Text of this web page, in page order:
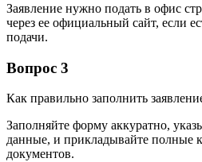
Заявление нужно подать в офис
через ее официальный сайт, если
подачи.
Вопрос 3
Как правильно заполнить
Заполняйте форму аккуратно,
данные, и прикладывайте полные
документов.